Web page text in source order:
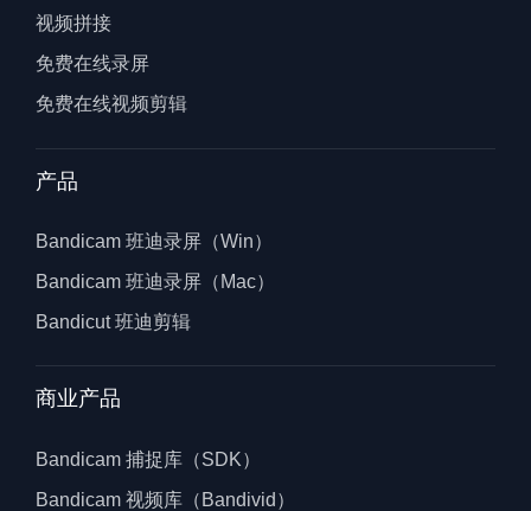
视频拼接
免费在线录屏
免费在线视频剪辑
产品
Bandicam 班迪录屏（Win）
Bandicam 班迪录屏（Mac）
Bandicut 班迪剪辑
商业产品
Bandicam 捕捉库（SDK）
Bandicam 视频库（Bandivid）